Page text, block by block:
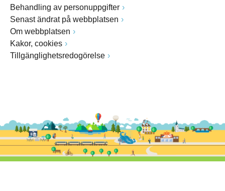
Behandling av personuppgifter
Senast ändrat på webbplatsen
Om webbplatsen
Kakor, cookies
Tillgänglighetsredogörelse